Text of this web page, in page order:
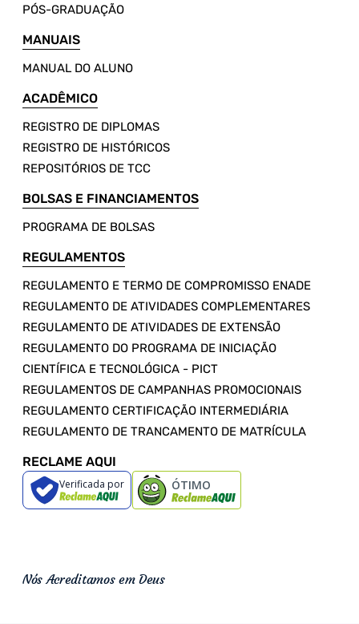
PÓS-GRADUAÇÃO
MANUAIS
MANUAL DO ALUNO
ACADÊMICO
REGISTRO DE DIPLOMAS
REGISTRO DE HISTÓRICOS
REPOSITÓRIOS DE TCC
BOLSAS E FINANCIAMENTOS
PROGRAMA DE BOLSAS
REGULAMENTOS
REGULAMENTO E TERMO DE COMPROMISSO ENADE
REGULAMENTO DE ATIVIDADES COMPLEMENTARES
REGULAMENTO DE ATIVIDADES DE EXTENSÃO
REGULAMENTO DO PROGRAMA DE INICIAÇÃO
CIENTÍFICA E TECNOLÓGICA - PICT
REGULAMENTOS DE CAMPANHAS PROMOCIONAIS
REGULAMENTO CERTIFICAÇÃO INTERMEDIÁRIA
REGULAMENTO DE TRANCAMENTO DE MATRÍCULA
RECLAME AQUI
Verificada por ÓTIMO
Nós Acreditamos em Deus